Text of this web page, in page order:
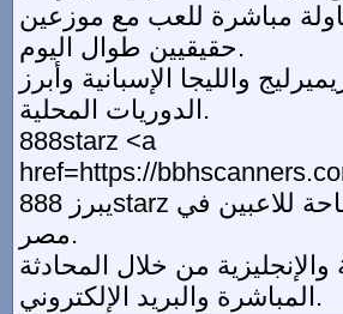
مباشرة للعب مع موزعين
حقيقيين طوال اليوم.
والليجا الإسبانية وأبرز
الدوريات المحلية.
888starz <a
href=https://
يبرز 888starz أحدث البونصات والعروض الترويجية المتاحة للاعبين في
مصر.
العملاء 24/7 بالعربية والإنجليزية من خلال المحادثة
المباشرة والبريد الإلكتروني.